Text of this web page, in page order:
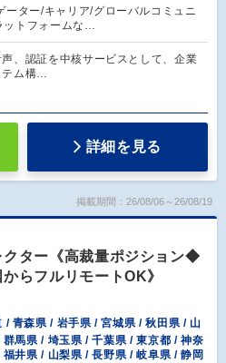
ーター/キャリア/グローバルコミュニ
ットフォームな…
声、認証を中核サービスとして、企業
テム構…
詳細を見る
掲載期間：26/08/06～26/08/19
クター《高裁量ポジション◆
らフルリモートOK》
/ 青森県 / 岩手県 / 宮城県 / 秋田県 / 山
馬県 / 埼玉県 / 千葉県 / 東京都 / 神奈
井県 / 山梨県 / 長野県 / 岐阜県 / 静岡